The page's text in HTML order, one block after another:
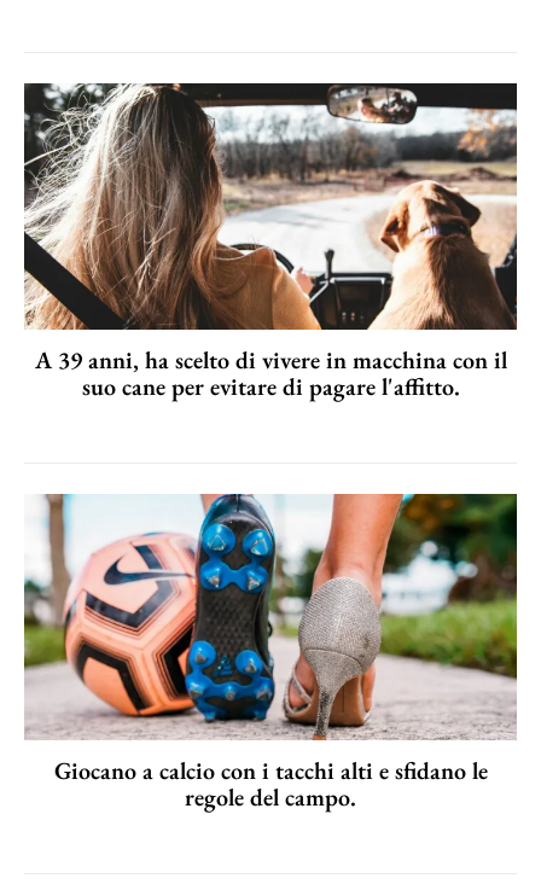
A 39 anni, ha scelto di vivere in macchina con il
suo cane per evitare di pagare l'affitto.
Giocano a calcio con i tacchi alti e sfidano le
regole del campo.